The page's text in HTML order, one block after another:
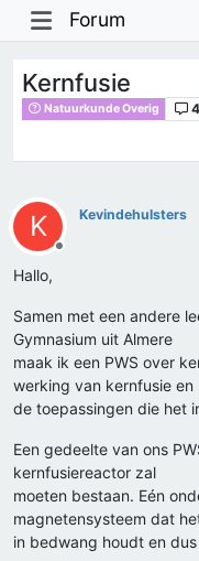
Forum
Kernfusie
Natuurkunde Overig 4
K
Offline
Kevindehulsters
Hallo,
Samen met een andere
Gymnasium uit Almere
maak ik een PWS over
werking van kernfusie en
de toepassingen die het
Een gedeelte van ons
kernfusiereactor zal
moeten bestaan. Eén
magnetensysteem dat
in bedwang houdt en